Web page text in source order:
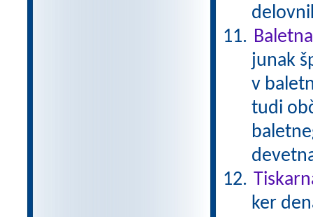
junak
v
tudi
ker